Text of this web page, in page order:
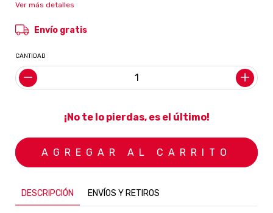
Ver más detalles
Envío gratis
CANTIDAD
¡No te lo pierdas, es el último!
DESCRIPCIÓN ENVÍOS Y RETIROS